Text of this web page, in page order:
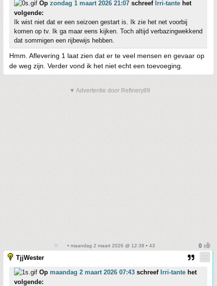
Op zondag 1 maart 2026 21:07 schreef Irri-tante het
volgende:
Ik wist niet dat er een seizoen gestart is. Ik zie het net voorbij
komen op tv. Ik ga maar eens kijken. Toch altijd verbazingwekkend
dat sommigen een rijbewijs hebben.
Hmm. Aflevering 1 laat zien dat er te veel mensen en gevaar op
de weg zijn. Verder vond ik het niet echt een toevoeging.
▼ Advertentie door Refinery89
• maandag 2 maart 2026 @ 12:38 • 43
TjjWester
Op maandag 2 maart 2026 07:43 schreef Irri-tante het
volgende: